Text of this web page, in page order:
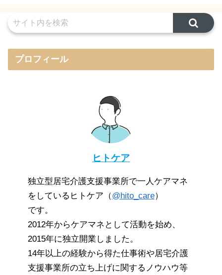
プロフィール
ヒトケア
独立型居宅介護支援事業所で一人ケアマネ
をしているヒトケア（@hito_care）
です。
2012年からケアマネとして活動を始め、
2015年に独立開業しました。
14年以上の経験から得た仕事術や居宅介護
支援事業所の立ち上げに関するノウハウ等